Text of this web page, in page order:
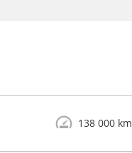
138 000 km